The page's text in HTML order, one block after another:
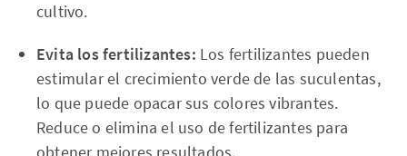
cultivo.
Evita los fertilizantes: Los fertilizantes pueden
estimular el crecimiento verde de las suculentas,
lo que puede opacar sus colores vibrantes.
Reduce o elimina el uso de fertilizantes para